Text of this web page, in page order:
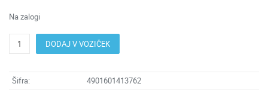
Na zalogi
DODAJ V VOZIČEK
Šifra: 4901601413762